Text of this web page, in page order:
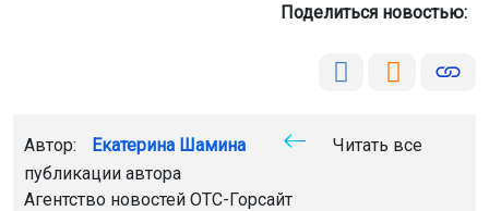
Поделиться новостью:
Автор: Екатерина Шамина
Читать все
публикации автора
Агентство новостей ОТС-Горсайт